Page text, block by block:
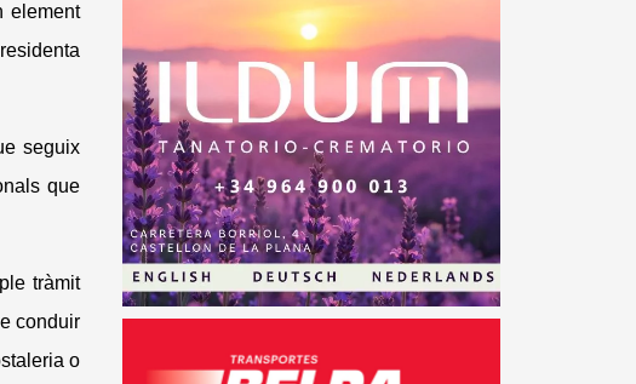
element
seguix
que
tràmit
conduir
o